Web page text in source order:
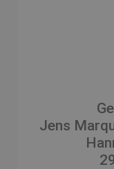
Jens